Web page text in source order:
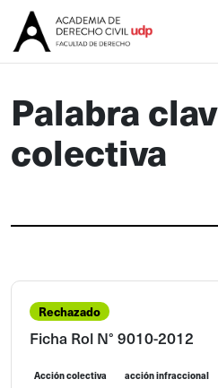
Palabra
colectiva
Rechazado
Ficha Rol N° 9010-2012
Acción colectiva acción infraccional